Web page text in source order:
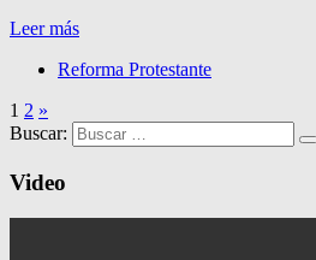
Leer más
Reforma Protestante
1 2 »
Buscar:
Video